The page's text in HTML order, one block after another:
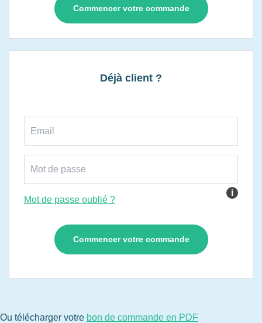
Commencer votre commande
Déjà client ?
i
Mot de passe oublié ?
Ou télécharger votre bon de commande en PDF